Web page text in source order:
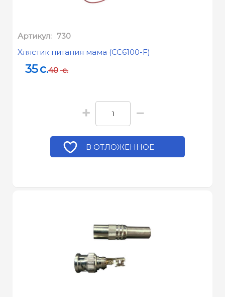
Артикул: 730
Xлястик питания мама (CC6100-F)
35c.40 c.
+ −
В ОТЛОЖЕННОЕ